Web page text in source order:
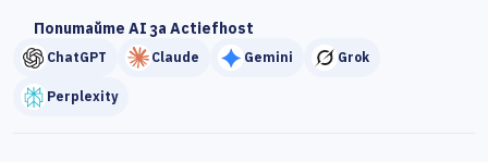
Попитайте AI за Actiefhost
ChatGPT Claude Gemini Grok
Perplexity